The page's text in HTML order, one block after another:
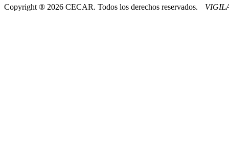
Copyright ® 2026 CECAR. Todos los derechos reservados.